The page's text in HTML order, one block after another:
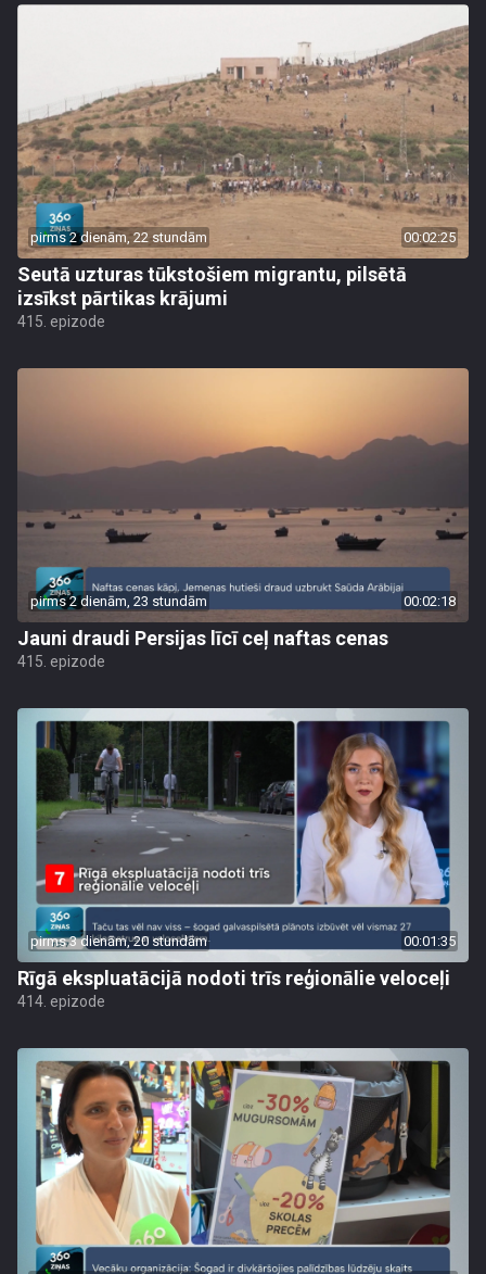
pirms 2 dienām, 22 stundām 00:02:25
Seutā uzturas tūkstošiem migrantu, pilsētā
izsīkst pārtikas krājumi
415. epizode
pirms 2 dienām, 23 stundām 00:02:18
Jauni draudi Persijas līcī ceļ naftas cenas
415. epizode
pirms 3 dienām, 20 stundām 00:01:35
Rīgā ekspluatācijā nodoti trīs reģionālie veloceļi
414. epizode